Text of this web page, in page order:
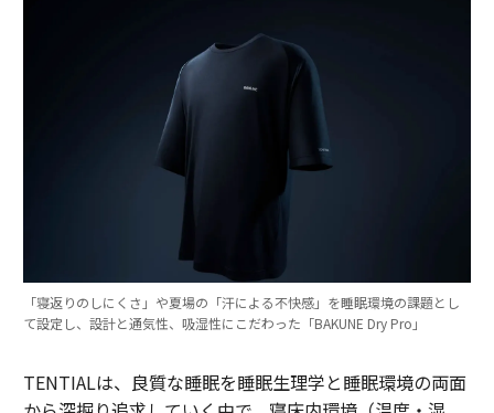
「寝返りのしにくさ」や夏場の「汗による不快感」を睡眠環境の課題とし
て設定し、設計と通気性、吸湿性にこだわった「BAKUNE Dry Pro」
TENTIALは、良質な睡眠を睡眠生理学と睡眠環境の両面